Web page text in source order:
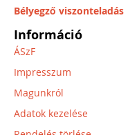
Bélyegző viszonteladás
Információ
ÁSzF
Impresszum
Magunkról
Adatok kezelése